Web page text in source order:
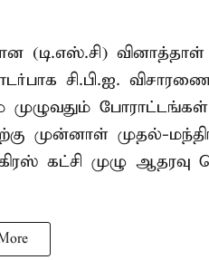
(டி.எஸ்.சி) வினாத்தாள்
சி.பி.ஐ.
முழுவதும் போராட்டங்கள்
முன்னாள் முதல்-
கட்சி முழு ஆதரவு